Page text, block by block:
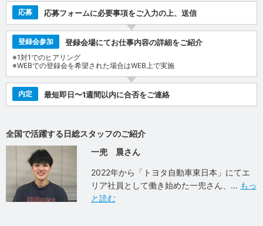
応募 応募フォームに必要事項をご入力の上、送信
登録会参加 登録会場にてお仕事内容の詳細をご紹介
※1対1でのヒアリング
※WEBでの登録会を希望された場合はWEB上で実施
内定 最短即日〜1週間以内に合否をご連絡
全国で活躍する日総スタッフのご紹介
一兜 晨さん
2022年から「トヨタ自動車東日本」にてエ
リア社員として働き始めた一兜さん、
もっ
と読む